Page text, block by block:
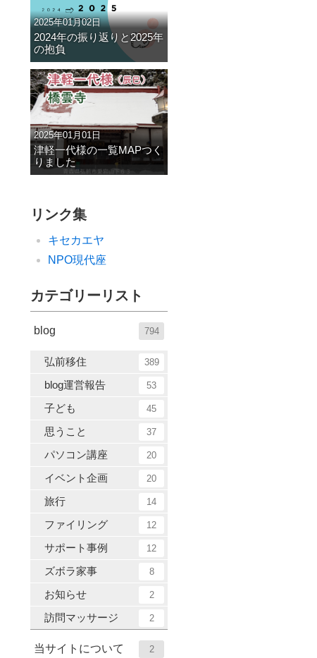
2025年01月02日
2024年の振り返りと2025年
の抱負
2025年01月01日
津軽一代様の一覧MAPつく
りました
リンク集
キセカエヤ
NPO現代座
カテゴリーリスト
blog 794
弘前移住 389
blog運営報告 53
子ども 45
思うこと 37
パソコン講座 20
イベント企画 20
旅行 14
ファイリング 12
サポート事例 12
ズボラ家事 8
お知らせ 2
訪問マッサージ 2
当サイトについて 2